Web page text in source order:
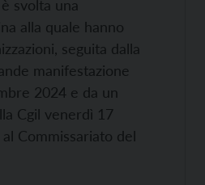
svolta una
alla quale hanno
seguita dalla
manifestazione
2024 e da un
Cgil venerdì 17
Commissariato del